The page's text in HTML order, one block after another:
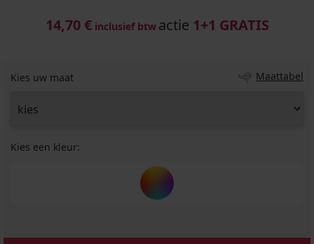
14,70 € inclusief btw actie 1+1 GRATIS
Kies uw maat Maattabel
Kies een kleur: